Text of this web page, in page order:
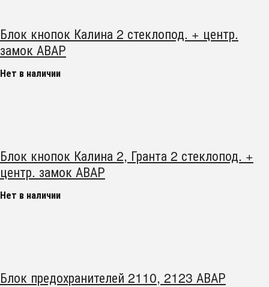
Блок кнопок Калина 2 стеклопод. + центр.
замок АВАР
Нет в наличии
Блок кнопок Калина 2, Гранта 2 стеклопод. +
центр. замок АВАР
Нет в наличии
Блок предохранителей 2110, 2123 АВАР